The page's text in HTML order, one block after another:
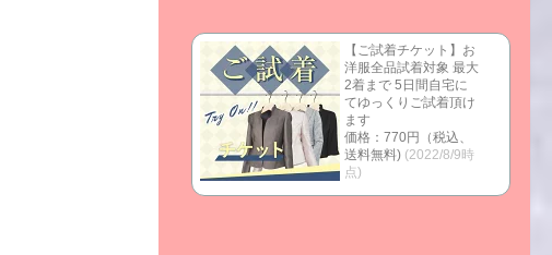
【ご試着チケット】お
洋服全品試着対象 最大
2着まで 5日間自宅に
てゆっくりご試着頂け
ます
価格：770円（税込、
送料無料) (2022/8/9時
点)